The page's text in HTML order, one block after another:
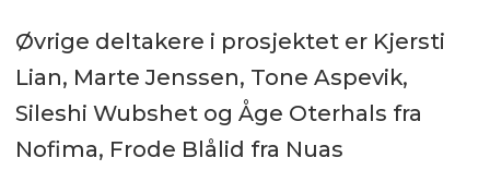
Øvrige deltakere i prosjektet er Kjersti
Lian, Marte Jenssen, Tone Aspevik,
Sileshi Wubshet og Åge Oterhals fra
Nofima, Frode Blålid fra Nuas